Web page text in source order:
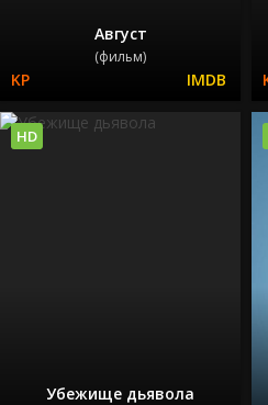
Август
(фильм)
Убежище дьявола
HD